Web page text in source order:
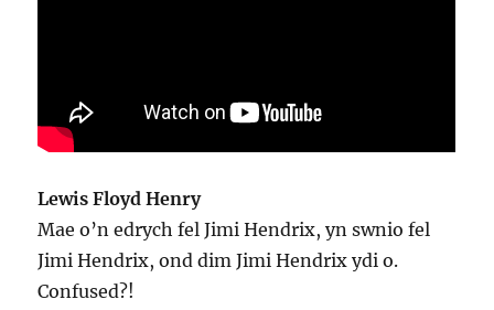
Lewis Floyd Henry
Mae o’n edrych fel Jimi Hendrix, yn swnio fel
Jimi Hendrix, ond dim Jimi Hendrix ydi o.
Confused?!